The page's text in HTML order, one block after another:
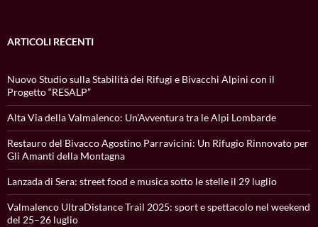
ARTICOLI RECENTI
Nuovo Studio sulla Stabilità dei Rifugi e Bivacchi Alpini con il
Progetto “RESALP”
Alta Via della Valmalenco: Un’Avventura tra le Alpi Lombarde
Restauro del Bivacco Agostino Parravicini: Un Rifugio Rinnovato per
Gli Amanti della Montagna
Lanzada di Sera: street food e musica sotto le stelle il 29 luglio
Valmalenco UltraDistance Trail 2025: sport e spettacolo nel weekend
del 25–26 luglio